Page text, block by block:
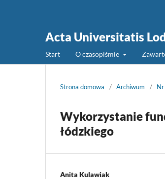
Acta Universitatis
Start O czasopiśmie
Strona domowa / Archiwum /
Wykorzystanie
łódzkiego
Anita Kulawiak